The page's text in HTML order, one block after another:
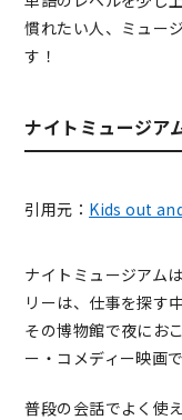
慣れたい人、ミュー
す！
ナイトミュージア
引用元： Kids out
ナイトミュージアム
リーは、仕事を探す
その博物館で夜にお
ー・コメディー映画で
普段の会話でよく使